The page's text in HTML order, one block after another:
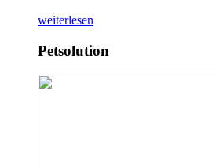
weiterlesen
Petsolution